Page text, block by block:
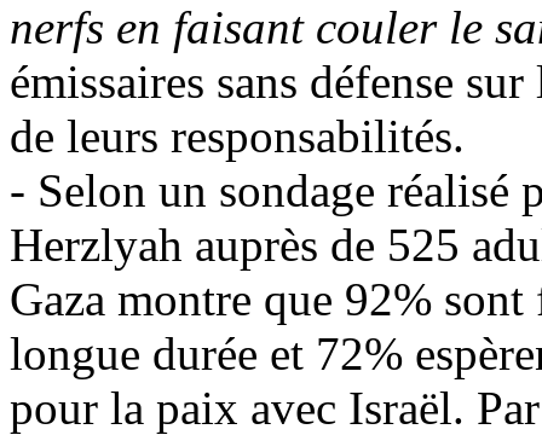
nerfs en faisant couler le
émissaires sans défense
de leurs responsabilités.
- Selon un sondage réalisé
Herzlyah auprès de 525
Gaza montre que 92%
longue durée et 72%
pour la paix avec Israël.